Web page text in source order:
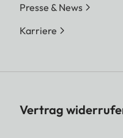
Presse & News
Karriere
Vertrag